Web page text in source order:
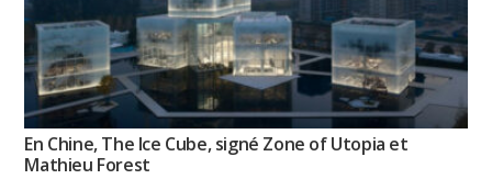
En Chine, The Ice Cube, signé Zone of Utopia et
Mathieu Forest